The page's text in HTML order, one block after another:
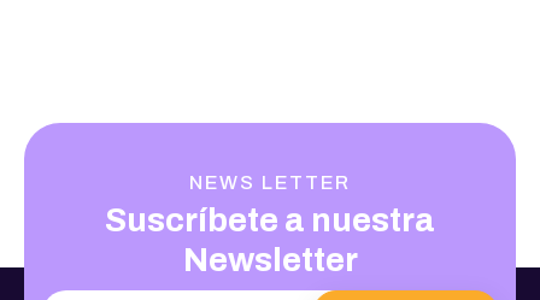
NEWS LETTER
Suscríbete a nuestra
Newsletter